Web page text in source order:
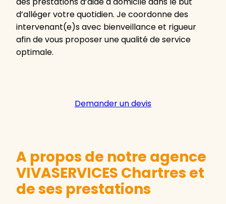
d’alléger votre quotidien. Je coordonne des
intervenant(e)s avec bienveillance et rigueur
afin de vous proposer une qualité de service
optimale.
Demander un devis
A propos de notre agence
VIVASERVICES Chartres et
de ses prestations